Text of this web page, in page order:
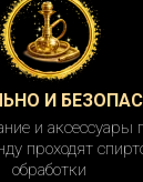
И
и аксессуары
проходят
обработки